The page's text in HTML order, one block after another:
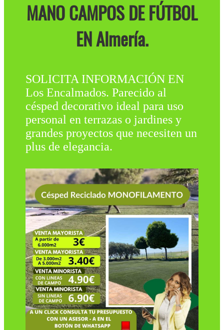
MANO CAMPOS DE FÚTBOL
EN Almería.
SOLICITA INFORMACIÓN EN
Los Encalmados. Parecido al
césped decorativo ideal para uso
personal en terrazas o jardines y
grandes proyectos que necesiten un
plus de elegancia.